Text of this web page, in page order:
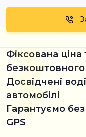
Фіксована ціна
Досвідчені
автомобілі
Гарантуємо
GPS